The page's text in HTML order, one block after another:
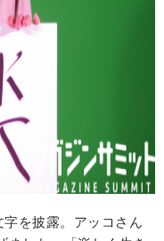
を披露。アッコさん